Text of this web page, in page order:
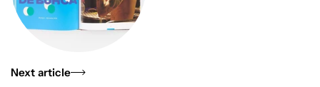
Next article